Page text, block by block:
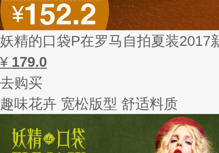
妖精的口袋P在罗马自拍夏装2017
¥ 179.0
去购买
趣味花卉 宽松版型 舒适料质